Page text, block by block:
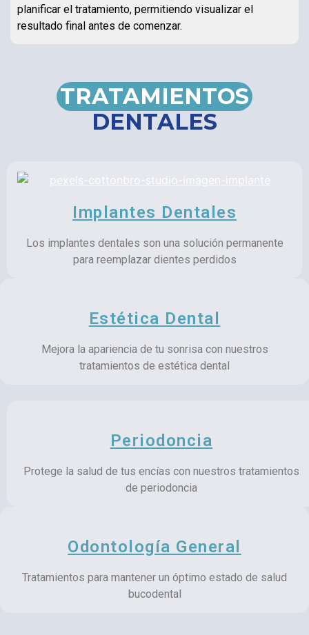
planificar el tratamiento, permitiendo visualizar el
resultado final antes de comenzar.
TRATAMIENTOS
DENTALES
Implantes Dentales
Los implantes dentales son una solución permanente
para reemplazar dientes perdidos
Estética Dental
Mejora la apariencia de tu sonrisa con nuestros
tratamientos de estética dental
Periodoncia
Protege la salud de tus encías con nuestros tratamientos
de periodoncia
Odontología General
Tratamientos para mantener un óptimo estado de salud
bucodental